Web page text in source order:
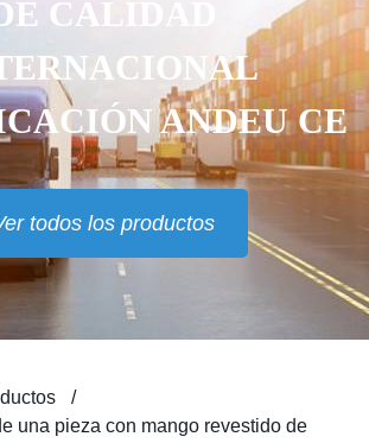
CALIDAD
ANDEU CE
todos los productos
una pieza con mango revestido de